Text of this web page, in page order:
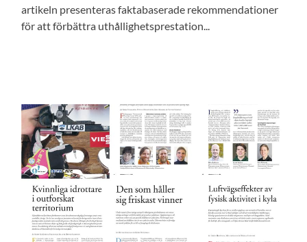
artikeln presenteras faktabaserade rekommendationer
för att förbättra uthållighetsprestation...